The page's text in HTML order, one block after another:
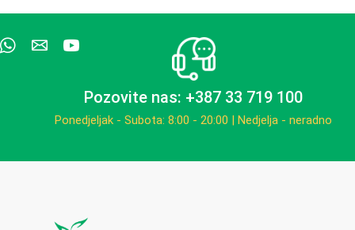
Pozovite nas: +387 33 719 100
Ponedjeljak - Subota: 8:00 - 20:00 | Nedjelja - neradno